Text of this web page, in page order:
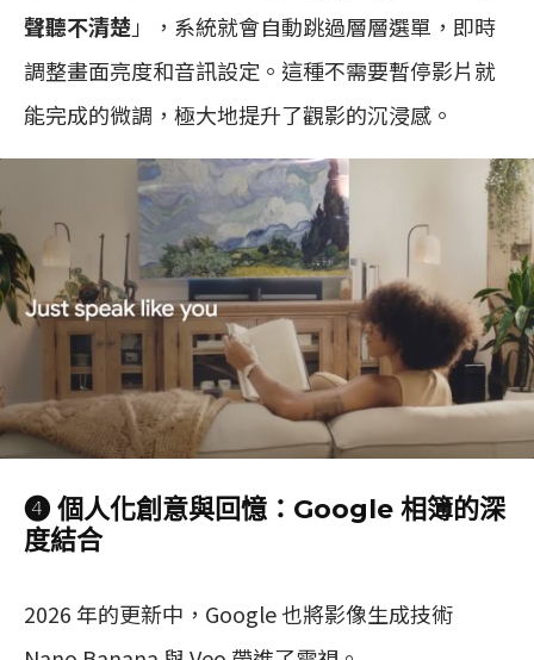
聲聽不清楚」，系統就會自動跳過層層選單，即時
調整畫面亮度和音訊設定。這種不需要暫停影片就
能完成的微調，極大地提升了觀影的沉浸感。
❹ 個人化創意與回憶：Google 相簿的深
度結合
2026 年的更新中，Google 也將影像生成技術